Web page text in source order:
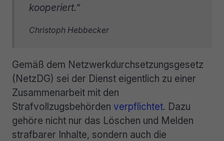
kooperiert.”
Christoph Hebbecker
Gemäß dem Netzwerkdurchsetzungsgesetz
(NetzDG) sei der Dienst eigentlich zu einer
Zusammenarbeit mit den
Strafvollzugsbehörden verpflichtet. Dazu
gehöre nicht nur das Löschen und Melden
strafbarer Inhalte, sondern auch die